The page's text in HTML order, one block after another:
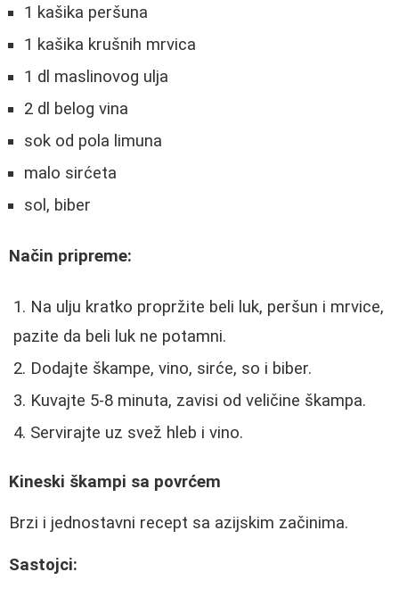
1 kašika peršuna
1 kašika krušnih mrvica
1 dl maslinovog ulja
2 dl belog vina
sok od pola limuna
malo sirćeta
sol, biber
Način pripreme:
Na ulju kratko propržite beli luk, peršun i mrvice,
pazite da beli luk ne potamni.
Dodajte škampe, vino, sirće, so i biber.
Kuvajte 5-8 minuta, zavisi od veličine škampa.
Servirajte uz svež hleb i vino.
Kineski škampi sa povrćem
Brzi i jednostavni recept sa azijskim začinima.
Sastojci: